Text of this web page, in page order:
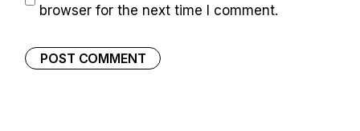
browser for the next time I comment.
POST COMMENT